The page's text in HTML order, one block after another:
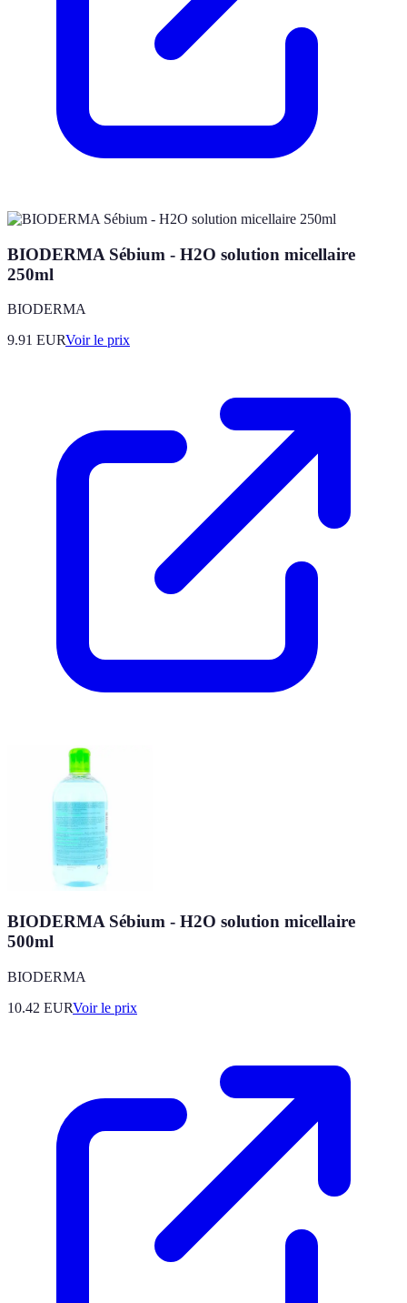
BIODERMA Sébium - H2O solution micellaire
250ml
BIODERMA
9.91 EURVoir le prix
BIODERMA Sébium - H2O solution micellaire
500ml
BIODERMA
10.42 EURVoir le prix